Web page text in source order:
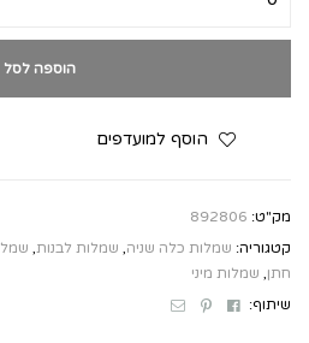
הוספה לסל
הוסף למועדפים
מק"ט: 892806
קטגוריה: שמלות כלה שניה, שמלות לבנות,
חתן, שמלות מיני
שיתוף:
Facebook
Pinterest
Email